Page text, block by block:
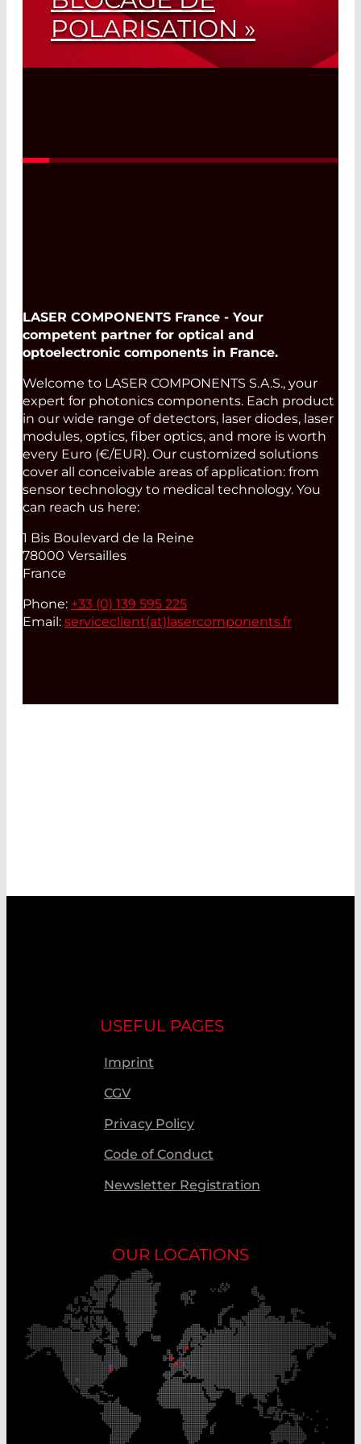
POLARISATION »
VCSEL SM Sans Effet de Retournement
LASER COMPONENTS France - Your
competent partner for optical and
optoelectronic components in France.
Welcome to LASER COMPONENTS S.A.S., your
expert for photonics components. Each product
in our wide range of detectors, laser diodes, laser
modules, optics, fiber optics, and more is worth
every Euro (€/EUR). Our customized solutions
cover all conceivable areas of application: from
sensor technology to medical technology. You
can reach us here:
1 Bis Boulevard de la Reine
78000 Versailles
France
Phone: +33 (0) 139 595 225
Email: serviceclient(at)lasercomponents.fr
USEFUL PAGES
Imprint
CGV
Privacy Policy
Code of Conduct
Newsletter Registration
OUR LOCATIONS